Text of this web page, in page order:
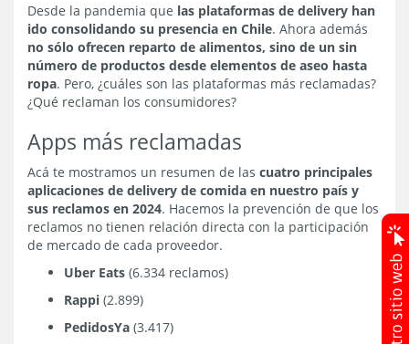
Desde la pandemia que las plataformas de delivery han
ido consolidando su presencia en Chile. Ahora además
no sólo ofrecen reparto de alimentos, sino de un sin
número de productos desde elementos de aseo hasta
ropa. Pero, ¿cuáles son las plataformas más reclamadas?
¿Qué reclaman los consumidores?
Apps más reclamadas
Acá te mostramos un resumen de las cuatro principales
aplicaciones de delivery de comida en nuestro país y
sus reclamos en 2024. Hacemos la prevención de que los
reclamos no tienen relación directa con la participación
de mercado de cada proveedor.
Uber Eats (6.334 reclamos)
Rappi (2.899)
PedidosYa (3.417)